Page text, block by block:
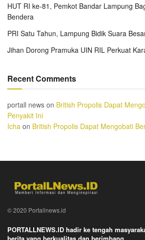
HUT RI ke-81, Pemkot Bandar Lampung
Bendera
PRI Satu Tahun, Lampung Bidik Suara
Jihan Dorong Pramuka UIN RIL Perkuat
Recent Comments
portall news on British Propolis Dapat
Penyakit Ini
Icha on British Propolis Dapat Mengobati
© 2020 Portallnews.id
PORTALLNEWS.ID hadir ke tengah